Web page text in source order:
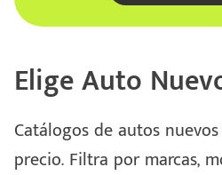
Elige Auto
Catálogos de autos
precio. Filtra por marcas,